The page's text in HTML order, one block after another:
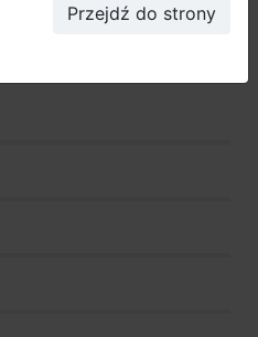
Przejdź do strony